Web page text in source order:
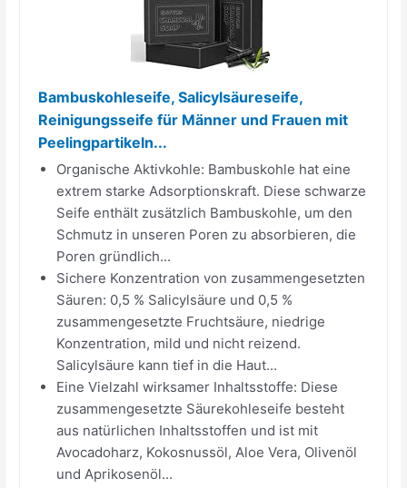
Bambuskohleseife, Salicylsäureseife,
Reinigungsseife für Männer und Frauen mit
Peelingpartikeln...
Organische Aktivkohle: Bambuskohle hat eine
extrem starke Adsorptionskraft. Diese schwarze
Seife enthält zusätzlich Bambuskohle, um den
Schmutz in unseren Poren zu absorbieren, die
Poren gründlich...
Sichere Konzentration von zusammengesetzten
Säuren: 0,5 % Salicylsäure und 0,5 %
zusammengesetzte Fruchtsäure, niedrige
Konzentration, mild und nicht reizend.
Salicylsäure kann tief in die Haut...
Eine Vielzahl wirksamer Inhaltsstoffe: Diese
zusammengesetzte Säurekohleseife besteht
aus natürlichen Inhaltsstoffen und ist mit
Avocadoharz, Kokosnussöl, Aloe Vera, Olivenöl
und Aprikosenöl...